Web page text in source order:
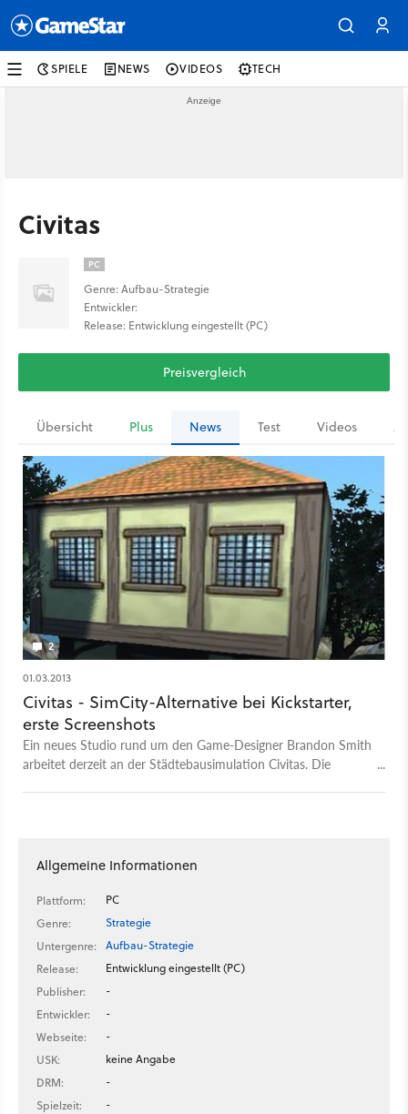
SPIELE NEWS VIDEOS TECH
Civitas
PC
Genre: Aufbau-Strategie
Entwickler:
Release: Entwicklung eingestellt (PC)
Preisvergleich
Übersicht Plus News Test Videos
2
01.03.2013
Civitas - SimCity-Alternative bei Kickstarter,
erste Screenshots
Ein neues Studio rund um den Game-Designer Brandon Smith
arbeitet derzeit an der Städtebausimulation Civitas. Die
Allgemeine Informationen
Plattform:
PC
Genre:
Strategie
Untergenre:
Aufbau-Strategie
Release:
Entwicklung eingestellt (PC)
Publisher:
-
Entwickler:
-
Webseite:
-
USK:
keine Angabe
DRM:
-
Spielzeit:
-